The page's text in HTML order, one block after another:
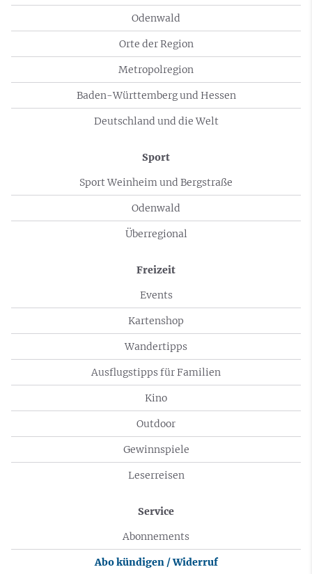
Odenwald
Orte der Region
Metropolregion
Baden-Württemberg und Hessen
Deutschland und die Welt
Sport
Sport Weinheim und Bergstraße
Odenwald
Überregional
Freizeit
Events
Kartenshop
Wandertipps
Ausflugstipps für Familien
Kino
Outdoor
Gewinnspiele
Leserreisen
Service
Abonnements
Abo kündigen / Widerruf